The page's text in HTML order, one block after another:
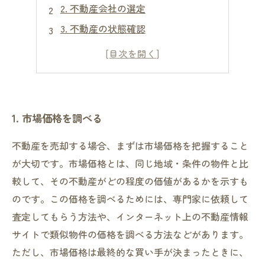
2. 不動産会社の選定
3. 不動産の状態確認
4. 販売戦略の選定
1. 市場価格を調べる
不動産を売却する場合、まずは市場価格を把握すること
が大切です。市場価格とは、同じ地域・条件の物件と比
較して、その不動産がどの程度の価値があるかを示すも
のです。この価格を調べるためには、専門家に依頼して
査定してもらう方法や、インターネット上の不動産情報
サイトで類似物件の価格を調べる方法などがあります。
ただし、市場価格は最終的な買い手が決まったときに、